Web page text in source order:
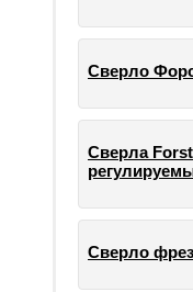
Сверло
Сверла
Сверло